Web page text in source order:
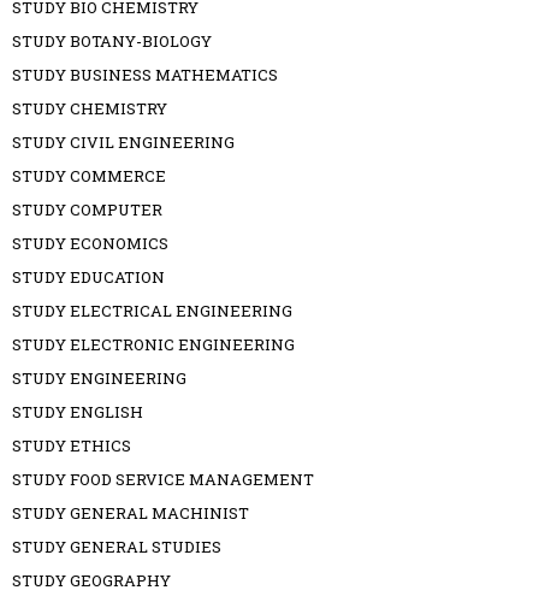
STUDY BIO CHEMISTRY
STUDY BOTANY-BIOLOGY
STUDY BUSINESS MATHEMATICS
STUDY CHEMISTRY
STUDY CIVIL ENGINEERING
STUDY COMMERCE
STUDY COMPUTER
STUDY ECONOMICS
STUDY EDUCATION
STUDY ELECTRICAL ENGINEERING
STUDY ELECTRONIC ENGINEERING
STUDY ENGINEERING
STUDY ENGLISH
STUDY ETHICS
STUDY FOOD SERVICE MANAGEMENT
STUDY GENERAL MACHINIST
STUDY GENERAL STUDIES
STUDY GEOGRAPHY